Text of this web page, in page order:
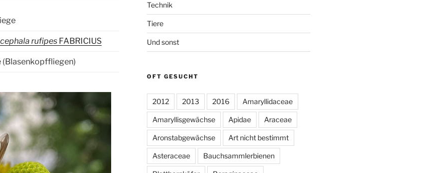
rufipes FABRICIUS
(Blasenkopffliegen)
Technik
Tiere
Und sonst
OFT GESUCHT
2012 2013 2016 Amaryllidaceae
Amaryllisgewächse Apidae Araceae
Aronstabgewächse Art nicht bestimmt
Asteraceae Bauchsammlerbienen